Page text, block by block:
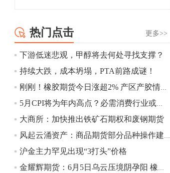
幅扩大至4.4%。
10:43
【行情】芝加哥11月大豆期货跌0.4%，12
月玉米期货跌1%。
10:43
【行情】油脂油料期货表现抢眼，豆二期
2.5%，棕榈油涨近2%，菜粕涨1.54%。
10:17
更多>>
热门点击
下游低迷悲观，甲醇将去何处寻找支撑？
持续大跌，成本坍塌，PTA前路成谜！
刚刚！橡胶期货今日涨超2% 产区产胶情况好转！
5月CPI将为年内高点？必需消费行业或将受益！
大商所：加快推出铁矿石期权和废钢期货
风起云涌资产：商品期货部分品种操作建议（沪镍，甲醇，热卷，菜油）
沪金主力罕见出现“3打头”价格
金耀辉期货：6月5日乌云压境阴孕阳 橡胶低多铁矿空